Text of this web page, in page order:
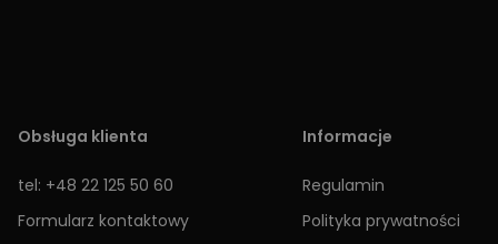
Obsługa klienta
tel: +48 22 125 50 60
Formularz kontaktowy
Informacje
Regulamin
Polityka prywatności